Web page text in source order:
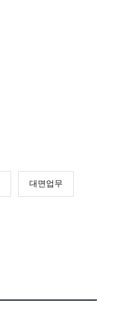
대면업무